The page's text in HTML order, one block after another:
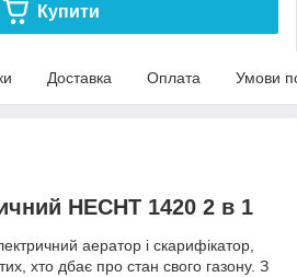
Купити
Доставка Оплата Умови
HECHT 1420 2 в 1
аератор і скарифікатор,
хто дбає про стан свого газону. З